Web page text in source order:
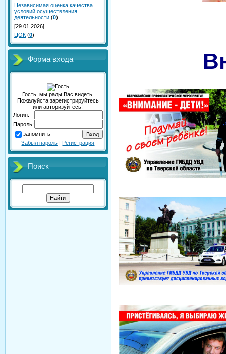
Независимая оценка качества
условий осуществления
деятельности (0)
[29.01.2026]
ЦОК (0)
Форма входа
Гость, мы рады Вас видеть.
Пожалуйста зарегистрируйтесь
или авторизуйтесь!
Логин:
Пароль:
запомнить
Забыл пароль |Регистрация
Поиск